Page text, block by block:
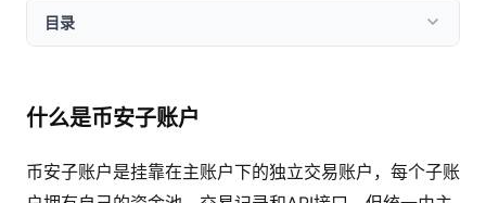
目录
什么是币安子账户
币安子账户是挂靠在主账户下的独立交易账户，每个子账